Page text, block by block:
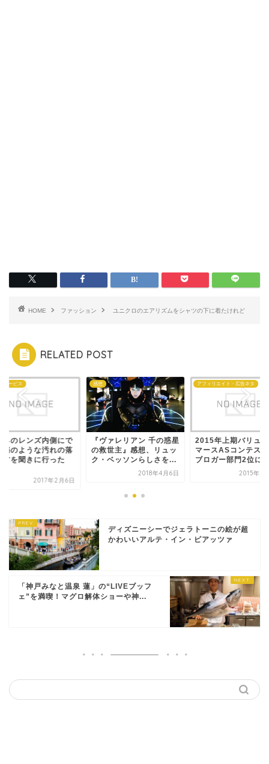
HOME ファッション ユニクロのエアリズムをシャツの下に着たけれど
RELATED POST
ァレリアン 千の惑星
世主』感想、リュッ
ベッソンらしさを...
アフィリエイト・広告ネタ
2015年上期バリューコ
マースASコンテスト・
ブロガー部門2位に入...
2015年7月18日
便利なサービス
メガネのレンズ内側
きた傷のような汚れ
とし方を聞きに行っ
ディズニーシーでジェラトーニの絵が超
かわいいアルテ・イン・ピアッツァ
「神戸みなと温泉 蓮」の“LIVEブッフ
ェ”を満喫！マグロ解体ショーや神...